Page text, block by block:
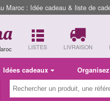
Maroc : Idée cadeau & liste de
LISTES LIVRAISON
Idées cadeaux